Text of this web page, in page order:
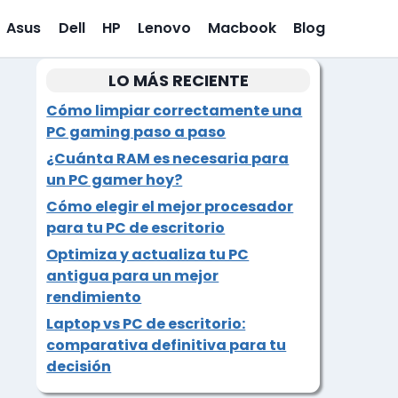
Asus Dell HP Lenovo Macbook Blog
LO MÁS RECIENTE
Cómo limpiar correctamente una
PC gaming paso a paso
¿Cuánta RAM es necesaria para
un PC gamer hoy?
Cómo elegir el mejor procesador
para tu PC de escritorio
Optimiza y actualiza tu PC
antigua para un mejor
rendimiento
Laptop vs PC de escritorio:
comparativa definitiva para tu
decisión